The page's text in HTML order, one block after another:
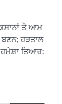
ਤੇ ਆਮ
ਬਣਨ; ਹੜਤਾਲ
ਤਿਆਰ: